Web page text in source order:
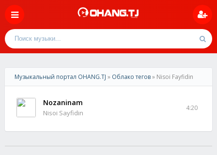
Музыкальный портал OHANG.TJ » Облако тегов» Nisoi Fayfidin
Nozaninam
Nisoi Sayfidin
4:20